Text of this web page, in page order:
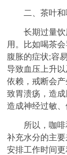
二、茶叶和
长期过量饮
用。比如喝茶
腹胀的症状;容
导致血压上升
依赖，戒断会
致胃溃疡，造
造成神经过敏、
所以，咖啡
补充水分的主
安排工作时间更